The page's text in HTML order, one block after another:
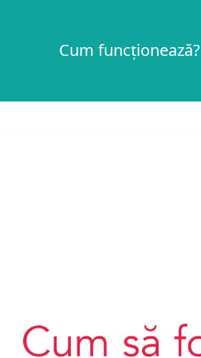
Cum funcționează?